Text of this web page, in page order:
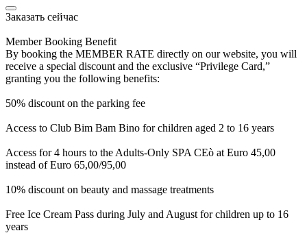
Заказать сейчас
Member Booking Benefit
By booking the MEMBER RATE directly on our website, you will
receive a special discount and the exclusive “Privilege Card,”
granting you the following benefits:
50% discount on the parking fee
Access to Club Bim Bam Bino for children aged 2 to 16 years
Access for 4 hours to the Adults-Only SPA CEò at Euro 45,00
instead of Euro 65,00/95,00
10% discount on beauty and massage treatments
Free Ice Cream Pass during July and August for children up to 16
years